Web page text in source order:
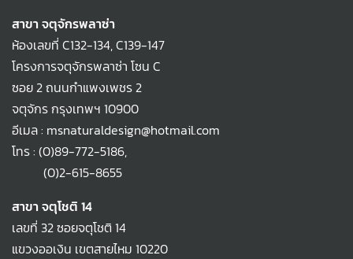
สาขา จตุจักรพลาซ่า
ห้องเลขที่ C132-134, C139-147
โครงการจตุจักรพลาซ่า โซน C
ซอย 2 ถนนกำแพงเพชร 2
จตุจักร กรุงเทพฯ 10900
อีเมล : msnaturaldesign@hotmail.com
โทร : (0)89-772-5186,
(0)2-615-8655
สาขา จตุโชติ 14
เลขที่ 32 ซอยจตุโชติ 14
แขวงออเงิน เขตสายไหม 10220